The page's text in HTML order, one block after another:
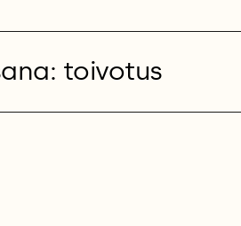
toivotus